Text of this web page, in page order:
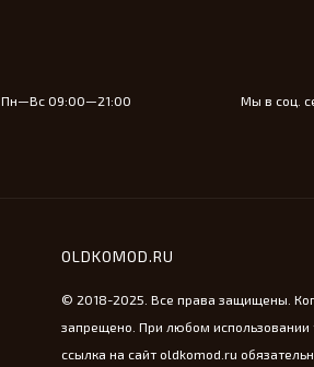
Пн—Вс 09:00—21:00 Мы в соц.
OLDKOMOD.RU
© 2018-2025. Все права защищены.
запрещено. При любом использовании
ссылка на сайт oldkomod.ru